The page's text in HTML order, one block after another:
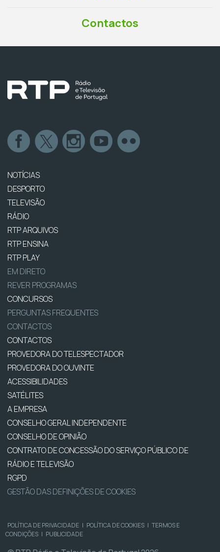
Contactos
NOTÍCIAS
DESPORTO
TELEVISÃO
RÁDIO
RTP ARQUIVOS
RTP ENSINA
RTP PLAY
EM DIRETO
REVER PROGRAMAS
CONCURSOS
PERGUNTAS FREQUENTES
CONTACTOS
CONTACTOS
PROVEDORA DO TELESPECTADOR
PROVEDORA DO OUVINTE
ACESSIBILIDADES
SATÉLITES
A EMPRESA
CONSELHO GERAL INDEPENDENTE
CONSELHO DE OPINIÃO
CONTRATO DE CONCESSÃO DO SERVIÇO PÚBLICO DE
RÁDIO E TELEVISÃO
RGPD
GESTÃO DAS DEFINIÇÕES DE COOKIES
POLÍTICA DE PRIVACIDADE | POLÍTICA DE COOKIES | TERMOS E
CONDIÇÕES | PUBLICIDADE